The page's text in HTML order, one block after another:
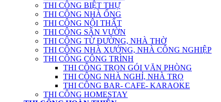
THI CÔNG BIỆT THỰ
THI CÔNG NHÀ ỐNG
THI CÔNG NỘI THẤT
THI CÔNG SÂN VƯỜN
THI CÔNG TỪ ĐƯỜNG, NHÀ THỜ
THI CÔNG NHÀ XƯỞNG, NHÀ CÔNG NGHIỆP
THI CÔNG CÔNG TRÌNH
THI CÔNG TRỌN GÓI VĂN PHÒNG
THI CÔNG NHÀ NGHỈ, NHÀ TRỌ
THI CÔNG BAR- CAFE- KARAOKE
THI CÔNG HOMESTAY